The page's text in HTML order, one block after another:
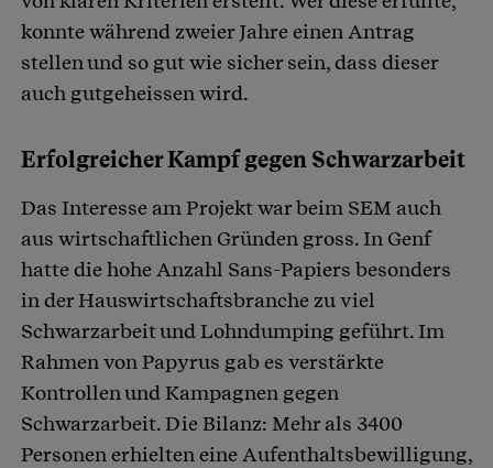
konnte während zweier Jahre einen Antrag
stellen und so gut wie sicher sein, dass dieser
auch gutgeheissen wird.
Erfolgreicher Kampf gegen Schwarzarbeit
Das Interesse am Projekt war beim SEM auch
aus wirtschaftlichen Gründen gross. In Genf
hatte die hohe Anzahl Sans-Papiers besonders
in der Hauswirtschaftsbranche zu viel
Schwarzarbeit und Lohndumping geführt. Im
Rahmen von Papyrus gab es verstärkte
Kontrollen und Kampagnen gegen
Schwarzarbeit. Die Bilanz: Mehr als 3400
Personen erhielten eine Aufenthaltsbewilligung,